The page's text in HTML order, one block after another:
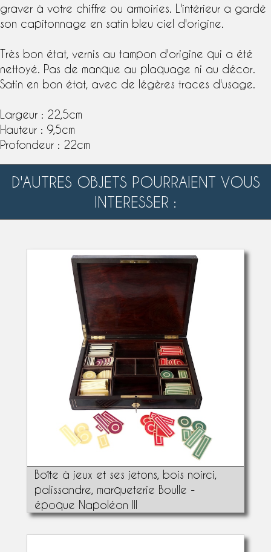
graver à votre chiffre ou armoiries. L'intérieur a gardé
son capitonnage en satin bleu ciel d'origine.
Très bon état, vernis au tampon d'origine qui a été
nettoyé. Pas de manque au plaquage ni au décor.
Satin en bon état, avec de légères traces d'usage.
Largeur : 22,5cm
Hauteur : 9,5cm
Profondeur : 22cm
D'AUTRES OBJETS POURRAIENT VOUS
INTERESSER :
Boîte à jeux et ses jetons, bois noirci,
palissandre, marqueterie Boulle -
époque Napoléon III